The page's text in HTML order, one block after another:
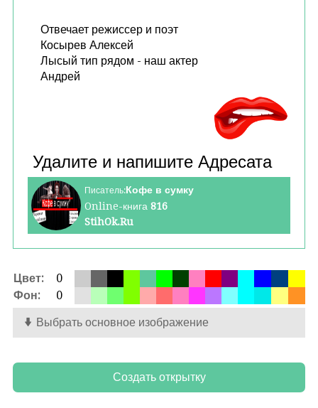
Отвечает режиссер и поэт
Косырев Алексей
Лысый тип рядом - наш актер
Андрей
Писатель:Кофе в сумку
Online-книга 816
StihOk.Ru
Цвет:
0
Фон:
0
Выбрать основное изображение